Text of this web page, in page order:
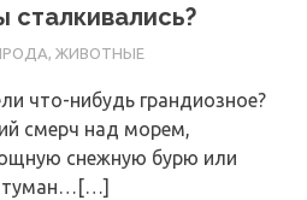
сталкивались?
ЖИВОТНЫЕ
что-нибудь грандиозное?
смерч над морем,
снежную бурю или
туман…[…]